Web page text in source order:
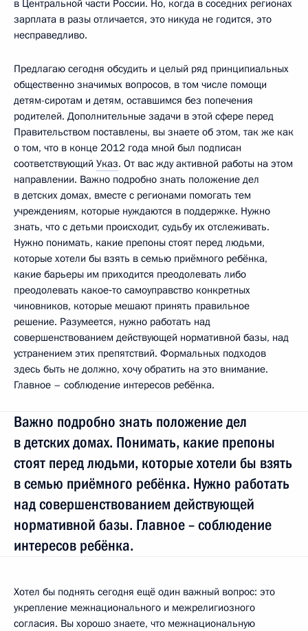
в Центральной части России. Но, когда в соседних регионах
зарплата в разы отличается, это никуда не годится, это
несправедливо.
Предлагаю сегодня обсудить и целый ряд принципиальных
общественно значимых вопросов, в том числе помощи
детям-сиротам и детям, оставшимся без попечения
родителей. Дополнительные задачи в этой сфере перед
Правительством поставлены, вы знаете об этом, так же как
о том, что в конце 2012 года мной был подписан
соответствующий Указ. От вас жду активной работы на этом
направлении. Важно подробно знать положение дел
в детских домах, вместе с регионами помогать тем
учреждениям, которые нуждаются в поддержке. Нужно
знать, что с детьми происходит, судьбу их отслеживать.
Нужно понимать, какие препоны стоят перед людьми,
которые хотели бы взять в семью приёмного ребёнка,
какие барьеры им приходится преодолевать либо
преодолевать какое‑то самоуправство конкретных
чиновников, которые мешают принять правильное
решение. Разумеется, нужно работать над
совершенствованием действующей нормативной базы, над
устранением этих препятствий. Формальных подходов
здесь быть не должно, хочу обратить на это внимание.
Главное – соблюдение интересов ребёнка.
Важно подробно знать положение дел
в детских домах. Понимать, какие препоны
стоят перед людьми, которые хотели бы взять
в семью приёмного ребёнка. Нужно работать
над совершенствованием действующей
нормативной базы. Главное – соблюдение
интересов ребёнка.
Хотел бы поднять сегодня ещё один важный вопрос: это
укрепление межнационального и межрелигиозного
согласия. Вы хорошо знаете, что межнациональную